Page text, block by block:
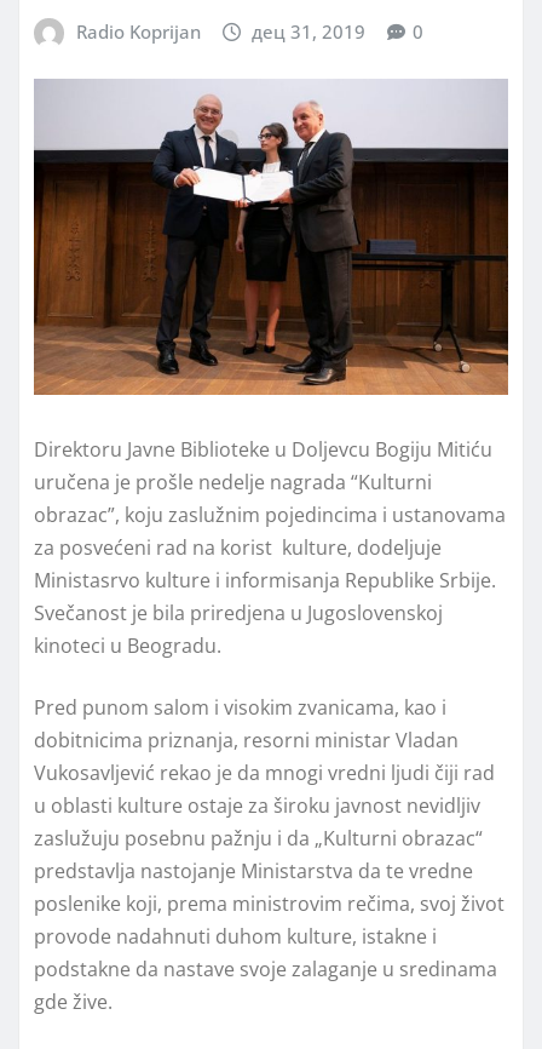
Radio Koprijan дец 31, 2019 0
Direktoru Javne Biblioteke u Doljevcu Bogiju Mitiću
uručena je prošle nedelje nagrada “Kulturni
obrazac”, koju zaslužnim pojedincima i ustanovama
za posvećeni rad na korist kulture, dodeljuje
Ministasrvo kulture i informisanja Republike Srbije.
Svečanost je bila priredjena u Jugoslovenskoj
kinoteci u Beogradu.
Pred punom salom i visokim zvanicama, kao i
dobitnicima priznanja, resorni ministar Vladan
Vukosavljević rekao je da mnogi vredni ljudi čiji rad
u oblasti kulture ostaje za široku javnost nevidljiv
zaslužuju posebnu pažnju i da „Kulturni obrazac“
predstavlja nastojanje Ministarstva da te vredne
poslenike koji, prema ministrovim rečima, svoj život
provode nadahnuti duhom kulture, istakne i
podstakne da nastave svoje zalaganje u sredinama
gde žive.